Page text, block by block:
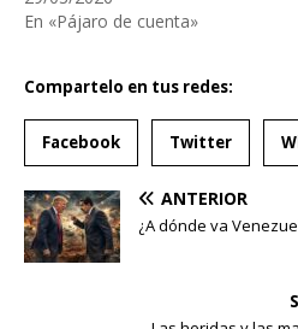
En «Pájaro de cuenta»
Compartelo en tus redes:
Facebook Twitter
ANTERIOR
¿A dónde va